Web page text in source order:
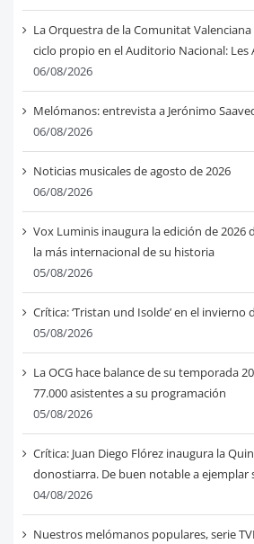
La Orquestra de la Comunitat
ciclo propio en el Auditorio Nacional: Les
06/08/2026
Melómanos: entrevista a Jerónimo
06/08/2026
Noticias musicales de agosto de 2026
06/08/2026
Vox Luminis inaugura la edición de 2026
la más internacional de su historia
05/08/2026
Crítica: ‘Tristan und Isolde’ en el invierno
05/08/2026
La OCG hace balance de su temporada
77.000 asistentes a su programación
05/08/2026
Crítica: Juan Diego Flórez inaugura la
donostiarra. De buen notable a ejemplar
04/08/2026
Nuestros melómanos populares, serie